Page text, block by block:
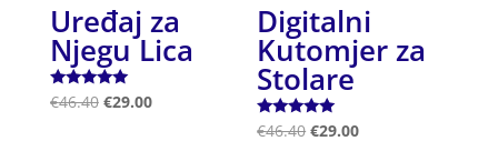
Uređaj za
Njegu Lica
Ocjenjeno
5.00
€46.40 €29.00
Digitalni
Kutomjer za
Stolare
Ocjenjeno
5.00
€46.40 €29.00